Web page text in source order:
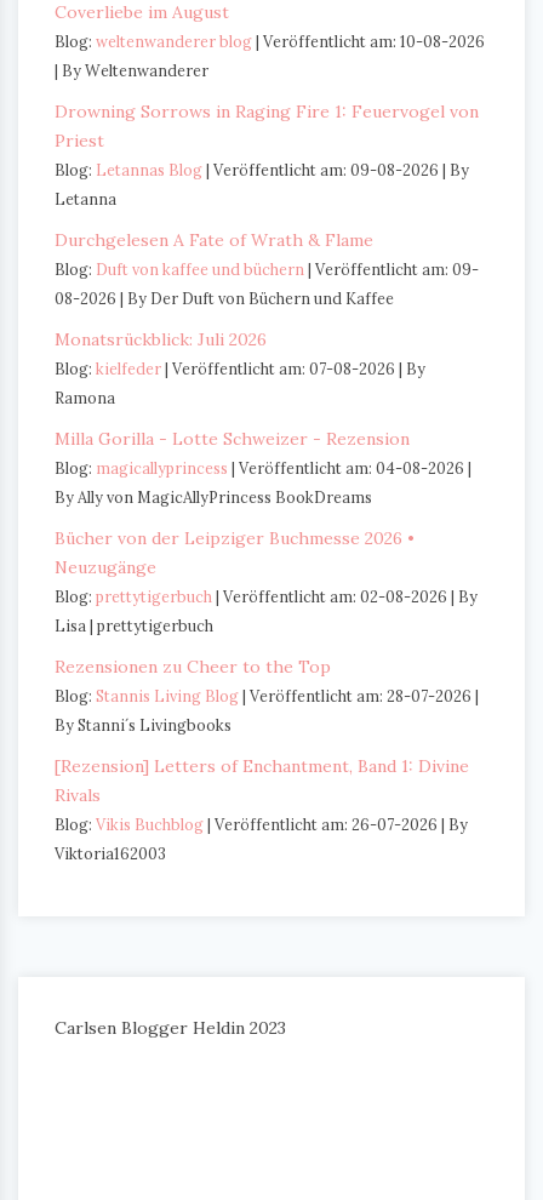
Coverliebe im August
Blog: weltenwanderer blog Veröffentlicht am: 10-08-2026
By Weltenwanderer
Drowning Sorrows in Raging Fire 1: Feuervogel von
Priest
Blog: Letannas Blog Veröffentlicht am: 09-08-2026
By
Letanna
Durchgelesen A Fate of Wrath & Flame
Blog: Duft von kaffee und büchern
Veröffentlicht am: 09-
08-2026
By Der Duft von Büchern und Kaffee
Monatsrückblick: Juli 2026
Blog: kielfeder Veröffentlicht am: 07-08-2026
By
Ramona
Milla Gorilla - Lotte Schweizer - Rezension
Blog: magicallyprincess
Veröffentlicht am: 04-08-2026
By Ally von MagicAllyPrincess BookDreams
Bücher von der Leipziger Buchmesse 2026 •
Neuzugänge
Blog: prettytigerbuch Veröffentlicht am: 02-08-2026
By
Lisa | prettytigerbuch
Rezensionen zu Cheer to the Top
Blog: Stannis Living Blog Veröffentlicht am: 28-07-2026
By Stanni´s Livingbooks
[Rezension] Letters of Enchantment, Band 1: Divine
Rivals
Blog: Vikis Buchblog Veröffentlicht am: 26-07-2026
By
Viktoria162003
Carlsen Blogger Heldin 2023